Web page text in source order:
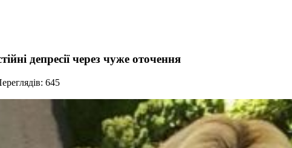
депресії через чуже оточення
645